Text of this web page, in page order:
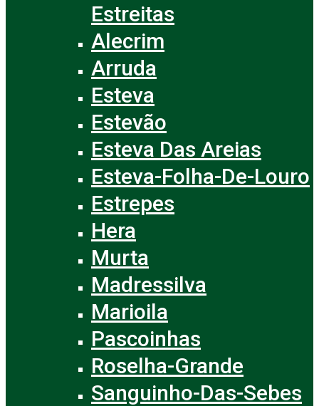
Estreitas
Alecrim
Arruda
Esteva
Estevão
Esteva Das Areias
Esteva-Folha-De-Louro
Estrepes
Hera
Murta
Madressilva
Marioila
Pascoinhas
Roselha-Grande
Sanguinho-Das-Sebes